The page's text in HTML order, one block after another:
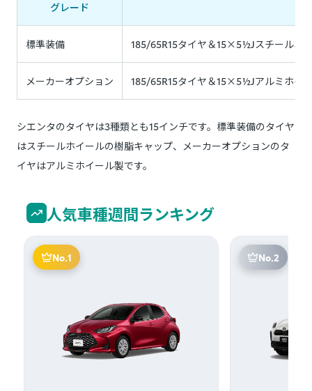
グレード
標準装備 185/65R15タイヤ＆15×5½Jスチールホ
メーカーオプション 185/65R15タイヤ＆15×5½Jアルミホイ
シエンタのタイヤは3種類とも15インチです。標準装備のタイヤ
はスチールホイールの樹脂キャップ、メーカーオプションのタ
イヤはアルミホイール製です。